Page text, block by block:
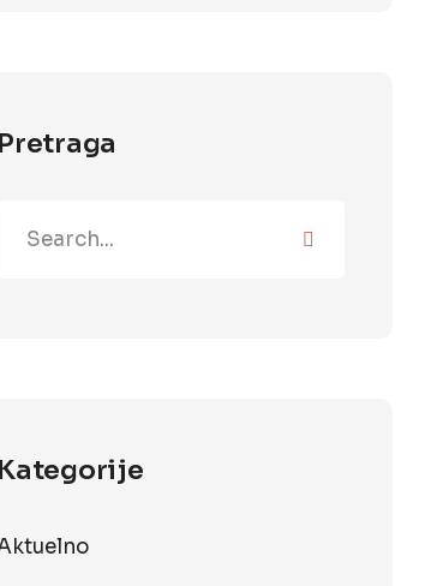
Pretraga
Kategorije